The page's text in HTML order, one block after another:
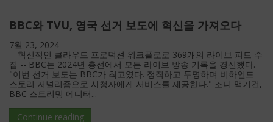
BBC와 TVU, 영국 선거 보도에 혁신을 가져오다
7월 23, 2024
-- 혁신적인 클라우드 프로덕션 워크플로로 369개의 라이브 피드 수
집 -- BBC는 2024년 총선에서 모든 라이브 방송 기록을 경신했다.
"이번 선거 보도는 BBC가 최고였다. 정직하고 투명하며 비하인드
스토리 저널리즘으로 시청자에게 서비스를 제공한다." 조니 맥기건,
BBC 스트리밍 에디터...
Continue reading